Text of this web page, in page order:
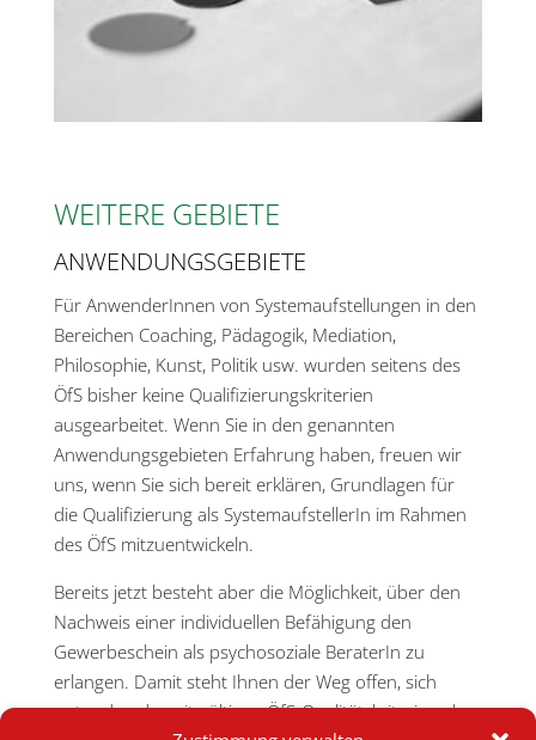
WEITERE GEBIETE
ANWENDUNGSGEBIETE
Für AnwenderInnen von Systemaufstellungen in den
Bereichen Coaching, Pädagogik, Mediation,
Philosophie, Kunst, Politik usw. wurden seitens des
ÖfS bisher keine Qualifizierungskriterien
ausgearbeitet. Wenn Sie in den genannten
Anwendungsgebieten Erfahrung haben, freuen wir
uns, wenn Sie sich bereit erklären, Grundlagen für
die Qualifizierung als SystemaufstellerIn im Rahmen
des ÖfS mitzuentwickeln.
Bereits jetzt besteht aber die Möglichkeit, über den
Nachweis einer individuellen Befähigung den
Gewerbeschein als psychosoziale BeraterIn zu
erlangen. Damit steht Ihnen der Weg offen, sich
unter den derzeit gültigen ÖfS-Qualitätskriterien als